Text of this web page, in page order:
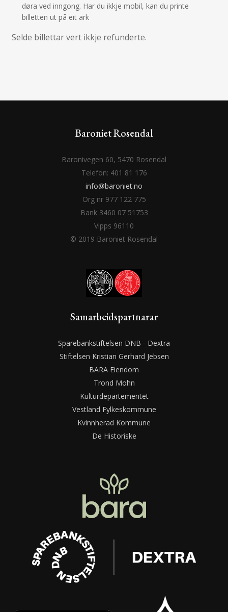
døra ved inngong. Har du ikkje mobil, kan du printe
billetten ut på eit ark
Selde billettar vert ikkje refunderte.
Baroniet Rosendal
Baronivegen 60, 5470 Rosendal
Telefon: 401 81 176
info@baroniet.no
Org nr 977 122 775
Bank 3460 07 51753
Vipps 96110
© 2019 Baroniet Rosendal
Samarbeidspartnarar
Sparebankstiftelsen DNB - Dextra
Stiftelsen Kristian Gerhard Jebsen
BARA Eiendom
Trond Mohn
Kulturdepartementet
Vestland Fylkeskommune
Kvinnherad Kommune
De Historiske